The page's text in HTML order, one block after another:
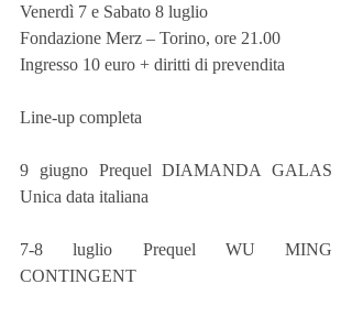
Venerdì 7 e Sabato 8 luglio
Fondazione Merz – Torino, ore 21.00
Ingresso 10 euro + diritti di prevendita
Line-up completa
9 giugno Prequel DIAMANDA GALAS
Unica data italiana
7-8 luglio Prequel WU MING
CONTINGENT